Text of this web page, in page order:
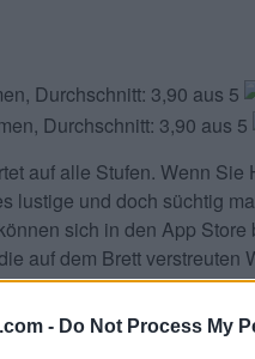
- Do Not Process My
auf alle Stufen. Wenn Sie
lustige und doch süchtig
sich in den App
auf dem Brett
finden sollten, um
Google Play Store
Teilen und bewerten Sie